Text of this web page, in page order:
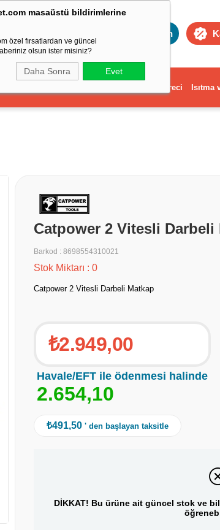
masaüstü bildirimlerine
özel fırsatlardan ve güncel
olsun ister misiniz?
Daha Sonra Evet
Toptan
Dekorasyon ve Ev Gereci Isıtma
Catpower 2 Vitesli Darbeli
Barkod : 8698554310021
Stok Miktarı : 0
Catpower 2 Vitesli Darbeli Matkap
₺2.949,00
Havale/EFT ile ödenmesi halinde
2.654,10
₺491,50 ' den başlayan taksitle
DİKKAT! Bu ürüne ait güncel stok ve